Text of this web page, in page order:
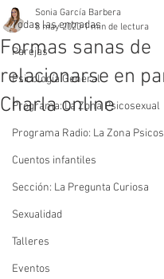
Todas las entradas
Parejas
Psicología General
Programa: La Zona Psicosexual
Programa Radio: La Zona
Cuentos infantiles
Sección: La Pregunta Curiosa
Sexualidad
Talleres
Eventos
Formas sanas de
relacionarse en
Charla online
Sonia García Barbera
8 may 2020 1 min de lectura